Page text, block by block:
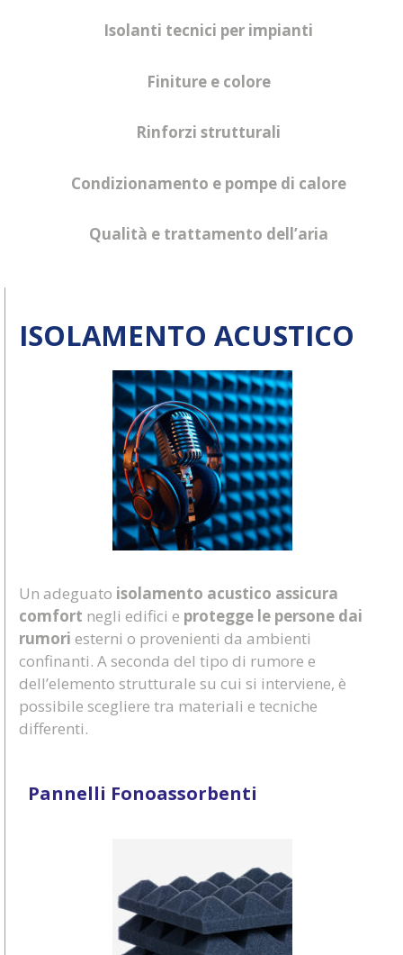
Isolanti tecnici per impianti
Finiture e colore
Rinforzi strutturali
Condizionamento e pompe di calore
Qualità e trattamento dell’aria
ISOLAMENTO ACUSTICO
Un adeguato isolamento acustico assicura
comfort negli edifici e protegge le persone dai
rumori esterni o provenienti da ambienti
confinanti. A seconda del tipo di rumore e
dell’elemento strutturale su cui si interviene, è
possibile scegliere tra materiali e tecniche
differenti.
Pannelli Fonoassorbenti